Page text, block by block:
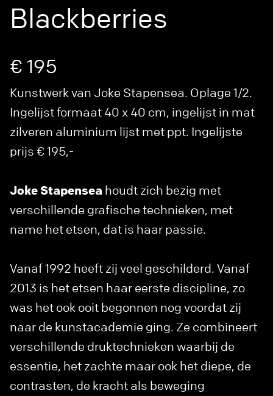
Blackberries
€ 195
Kunstwerk van Joke Stapensea. Oplage 1/2.
Ingelijst formaat 40 x 40 cm, ingelijst in mat
zilveren aluminium lijst met ppt. Ingelijste
prijs € 195,-
Joke Stapensea houdt zich bezig met
verschillende grafische technieken, met
name het etsen, dat is haar passie.
Vanaf 1992 heeft zij veel geschilderd. Vanaf
2013 is het etsen haar eerste discipline, zo
was het ook ooit begonnen nog voordat zij
naar de kunstacademie ging. Ze combineert
verschillende druktechnieken waarbij de
essentie, het zachte maar ook het diepe, de
contrasten, de kracht als beweging